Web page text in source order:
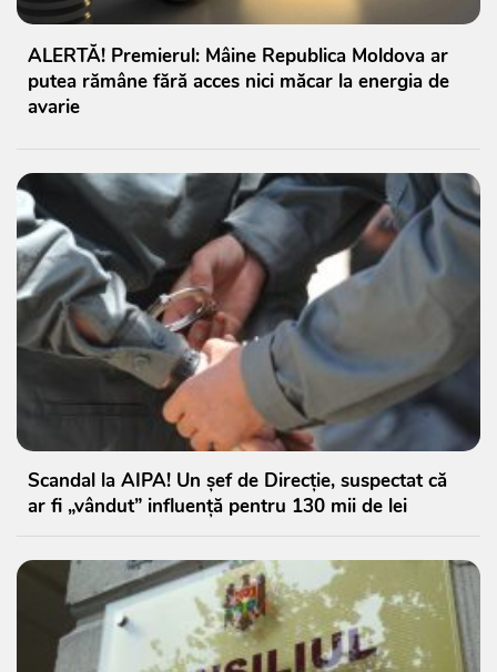
ALERTĂ! Premierul: Mâine Republica Moldova ar
putea rămâne fără acces nici măcar la energia de
avarie
Scandal la AIPA! Un șef de Direcție, suspectat că
ar fi „vândut” influență pentru 130 mii de lei